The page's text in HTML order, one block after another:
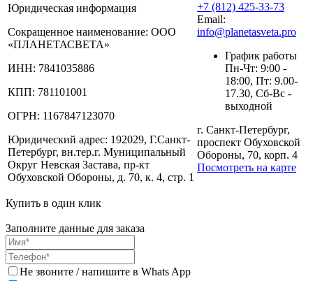
Юридическая информация
Сокращенное наименование: ООО
«ПЛАНЕТАСВЕТА»
ИНН: 7841035886
КПП: 781101001
ОГРН: 1167847123070
Юридический адрес: 192029, Г.Санкт-
Петербург, вн.тер.г. Муниципальный
Округ Невская Застава, пр-кт
Обуховской Обороны, д. 70, к. 4, стр. 1
+7 (812) 425-33-73
Email:
info@planetasveta.pro
График работы
Пн-Чт: 9:00 -
18:00, Пт: 9.00-
17.30, Сб-Вс -
выходной
г. Санкт-Петербург,
проспект Обуховской
Обороны, 70, корп. 4
Посмотреть на карте
Купить в один клик
Заполните данные для заказа
Не звоните / напишите в Whats App